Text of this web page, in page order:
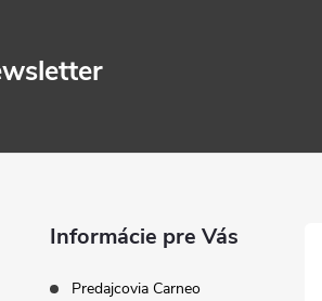
Informácie pre Vás
Predajcovia Carneo